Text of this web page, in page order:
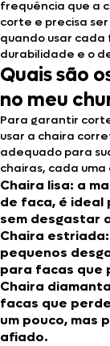
frequência que a
corte e precisa
quando usar
durabilidade e o
Quais são
no meu
Para garantir
usar a chaira
adequado para
chairas, cada
Chaira lisa: a
de faca, é ideal
sem desgastar
Chaira estriada:
pequenos
para facas que
Chaira
facas que
um pouco, mas
afiado.